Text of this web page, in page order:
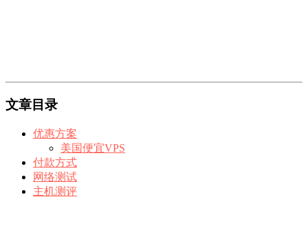
文章目录
优惠方案
美国便宜VPS
付款方式
网络测试
主机测评